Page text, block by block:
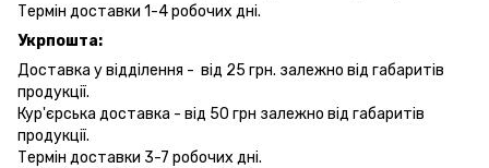
Термін доставки 1-4 робочих дні.
Укрпошта:
Доставка у відділення - від 25 грн. залежно від габаритів
продукції.
Кур'єрська доставка - від 50 грн залежно від габаритів
продукції.
Термін доставки 3-7 робочих дні.